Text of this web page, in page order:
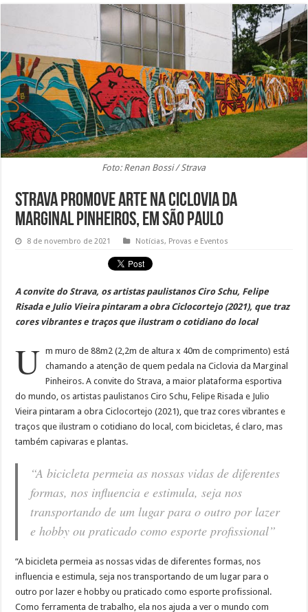
Foto: Renan Bossi / Strava
Strava promove arte na ciclovia da
Marginal Pinheiros, em São Paulo
8 de novembro de 2021 Notícias, Provas e Eventos
A convite do Strava, os artistas paulistanos Ciro Schu, Felipe
Risada e Julio Vieira pintaram a obra Ciclocortejo (2021), que traz
cores vibrantes e traços que ilustram o cotidiano do local
U m muro de 88m2 (2,2m de altura x 40m de comprimento) está
chamando a atenção de quem pedala na Ciclovia da Marginal
Pinheiros. A convite do Strava, a maior plataforma esportiva
do mundo, os artistas paulistanos Ciro Schu, Felipe Risada e Julio
Vieira pintaram a obra Ciclocortejo (2021), que traz cores vibrantes e
traços que ilustram o cotidiano do local, com bicicletas, é claro, mas
também capivaras e plantas.
“A bicicleta permeia as nossas vidas de diferentes
formas, nos influencia e estimula, seja nos
transportando de um lugar para o outro por lazer
e hobby ou praticado como esporte profissional”
“A bicicleta permeia as nossas vidas de diferentes formas, nos
influencia e estimula, seja nos transportando de um lugar para o
outro por lazer e hobby ou praticado como esporte profissional.
Como ferramenta de trabalho, ela nos ajuda a ver o mundo com